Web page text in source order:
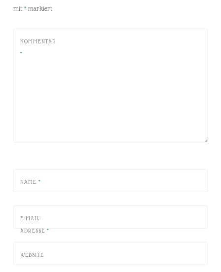
mit *markiert
KOMMENTAR
*
NAME *
E-MAIL-
ADRESSE *
WEBSITE